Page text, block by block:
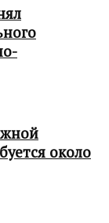
около